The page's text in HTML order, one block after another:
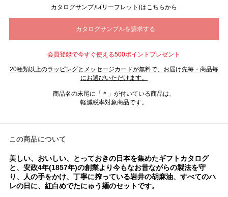
カタログサンプル(リーフレット)はこちらから
会員登録で今すぐ使える500ポイントプレゼント
20種類以上のラッピングとメッセージカードが無料で、お届け先毎・商品毎
にお選びいただけます。
商品名の末尾に「＊」が付いている商品は、
軽減税率対象商品です。
この商品について
美しい、おいしい、とっておきの日本を集めたギフトカタログ
と、安政4年(1857年)の創業より今もなお昔ながらの製法を守
り、人の手をかけ、丁寧に搾っている岩井の胡麻油、すべてのハ
レの日に、紅白めでたにゅう麺のセットです。